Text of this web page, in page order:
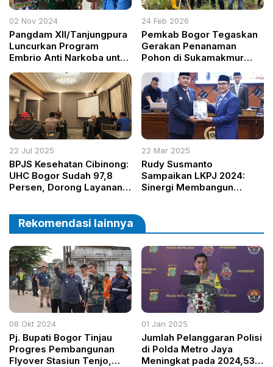
02 Nov 2024
Pangdam XII/Tanjungpura
Luncurkan Program
Embrio Anti Narkoba untuk
Kapuas Hulu
24 Feb 2026
Pemkab Bogor Tegaskan
Gerakan Penanaman
Pohon di Sukamakmur
Berkelanjutan
22 Jul 2025
BPJS Kesehatan Cibinong:
UHC Bogor Sudah 97,8
Persen, Dorong Layanan
22 Mar 2025
Rudy Susmanto
Sampaikan LKPJ 2024:
Sinergi Membangun
Rekomendasi lainnya
08 Okt 2024
Pj. Bupati Bogor Tinjau
Progres Pembangunan
Flyover Stasiun Tenjo,
01 Jan 2025
Jumlah Pelanggaran Polisi
di Polda Metro Jaya
Meningkat pada 2024,53